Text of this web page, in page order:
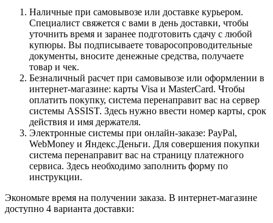
Наличные при самовывозе или доставке курьером.
Специалист свяжется с вами в день доставки, чтобы
уточнить время и заранее подготовить сдачу с любой
купюры. Вы подписываете товаросопроводительные
документы, вносите денежные средства, получаете
товар и чек.
Безналичный расчет при самовывозе или оформлении в
интернет-магазине: карты Visa и MasterCard. Чтобы
оплатить покупку, система перенаправит вас на сервер
системы ASSIST. Здесь нужно ввести номер карты, срок
действия и имя держателя.
Электронные системы при онлайн-заказе: PayPal,
WebMoney и Яндекс.Деньги. Для совершения покупки
система перенаправит вас на страницу платежного
сервиса. Здесь необходимо заполнить форму по
инструкции.
Экономьте время на получении заказа. В интернет-магазине
доступно 4 варианта доставки: